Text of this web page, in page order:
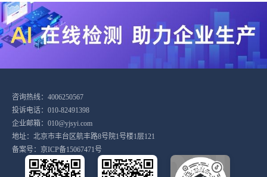
咨询热线：4006250567
投诉电话：010-82491398
企业邮箱：010@yjsyi.com
地址：北京市丰台区航丰路8号院1号楼1层121
备案号： 京ICP备15067471号